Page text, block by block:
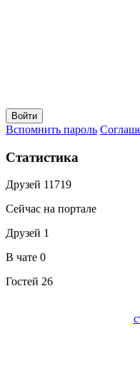
Вспомнить пароль
Статистика
Друзей 11719
Сейчас на портале
Друзей 1
В чате 0
Гостей 26